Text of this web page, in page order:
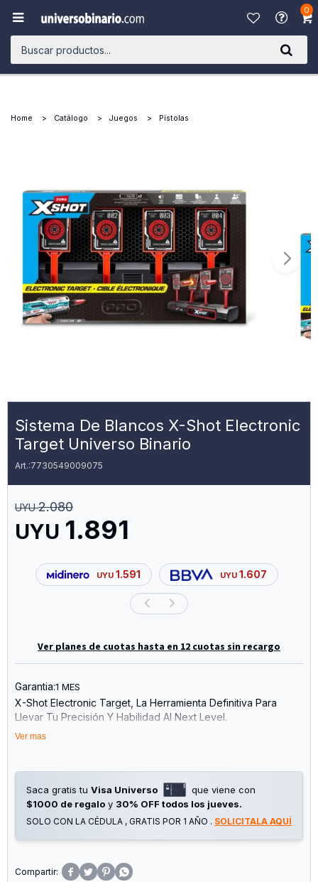
0

Home Catálogo Juegos Pistolas
Sistema De Blancos X-Shot Electronic
Target Universo Binario
7730549009075
UYU 1.891
UYU 2.080
UYU 1.591 UYU 1.607
Ver planes de cuotas hasta en 12 cuotas sin recargo
Garantia:1 MES
X-Shot Electronic Target, La Herramienta Definitiva Para
Llevar Tu Precisión Y Habilidad Al Next Level.
Este Innovador Sistema Ofrece Información De Los Disparos
Nunca. Su Función De Reinicio Automático Garantiza Una
Práctica Ininterrumpida, Mientras Que Los Efectos De Sonido
Envolventes Elevan Cada Sesión De Entrenamiento A Su
Máxima Expresión. Disfrutá De La Ventaja Competitiva Que
Ver mas
Saca gratis tu Visa Universo
que viene con
$1000 de regalo y 30% OFF todos los jueves.
SOLO CON LA CÉDULA , GRATIS POR 1 AÑO . SOLICITALA AQUÍ
   